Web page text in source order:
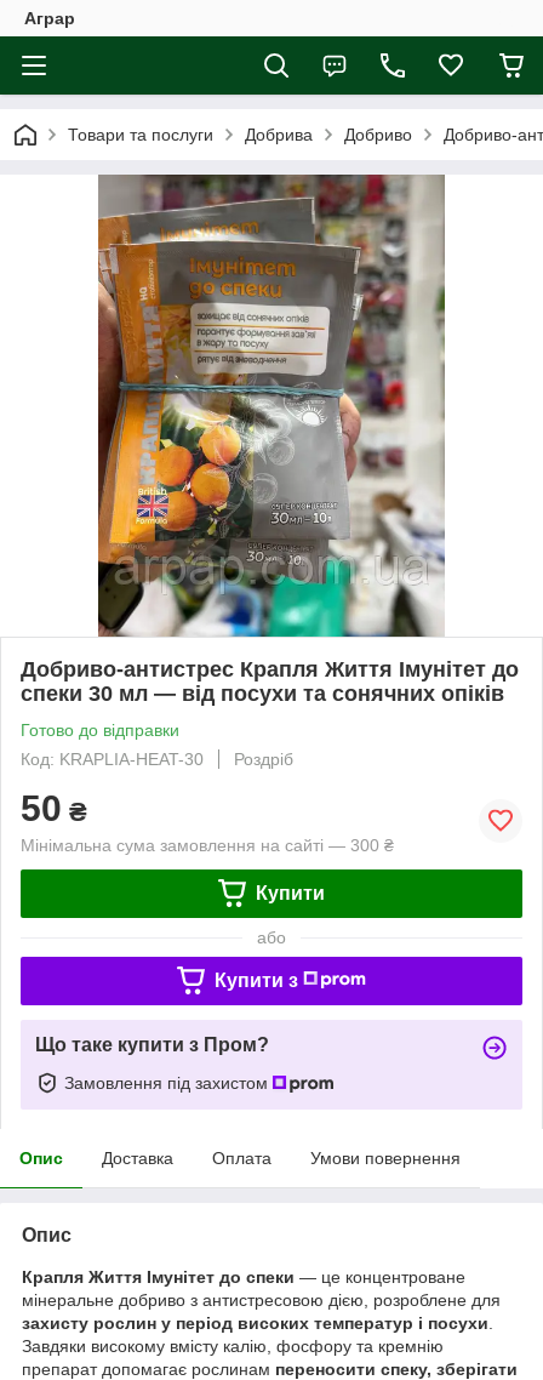
Аграр
Товари та послуги Добрива Добриво Добриво-
Добриво-антистрес Крапля Життя Імунітет до
спеки 30 мл — від посухи та сонячних опіків
Готово до відправки
Код: KRAPLIA-HEAT-30
Роздріб
50 ₴
Мінімальна сума замовлення на сайті — 300 ₴
Купити
або
Купити з
Що таке купити з Пром?
Замовлення під захистом
Опис Доставка Оплата Умови повернення
Опис
Крапля Життя Імунітет до спеки — це концентроване
мінеральне добриво з антистресовою дією, розроблене для
захисту рослин у період високих температур і посухи
Завдяки високому вмісту калію, фосфору та кремнію
препарат допомагає рослинам переносити спеку, зберігати